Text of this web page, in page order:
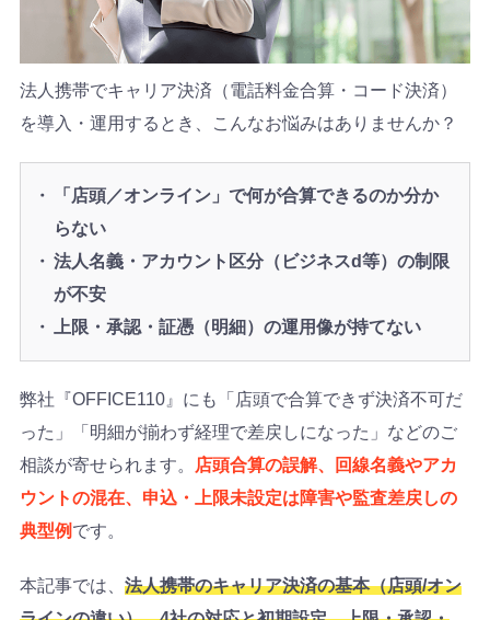
法人携帯でキャリア決済（電話料金合算・コード決済）
を導入・運用するとき、こんなお悩みはありませんか？
「店頭／オンライン」で何が合算できるのか分か
らない
法人名義・アカウント区分（ビジネスd等）の制限
が不安
上限・承認・証憑（明細）の運用像が持てない
弊社『OFFICE110』にも「店頭で合算できず決済不可だ
った」「明細が揃わず経理で差戻しになった」などのご
相談が寄せられます。
店頭合算の誤解、回線名義やアカ
ウントの混在、申込・上限未設定は障害や監査差戻しの
典型例 です。
本記事では、 法人携帯のキャリア決済の基本（店頭/オン